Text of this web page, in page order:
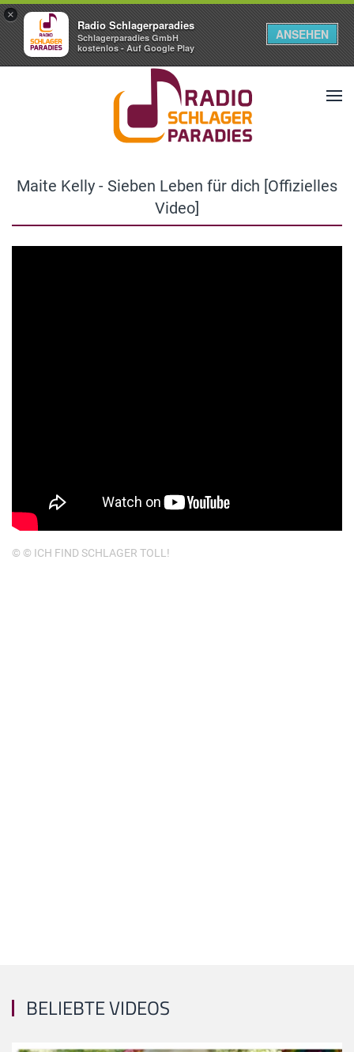
×
Radio Schlagerparadies
Schlagerparadies GmbH
kostenlos - Auf Google Play
ANSEHEN
Maite Kelly - Sieben Leben für dich [Offizielles
Video]
© © ICH FIND SCHLAGER TOLL!
BELIEBTE VIDEOS